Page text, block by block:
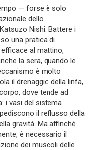
— forse è solo
dello
Nishi. Battere i
una pratica di
al mattino,
la sera, quando le
è molto
il drenaggio della linfa,
dove tende ad
i vasi del sistema
il reflusso della
gravità. Ma affinché
è necessario il
dei muscoli delle